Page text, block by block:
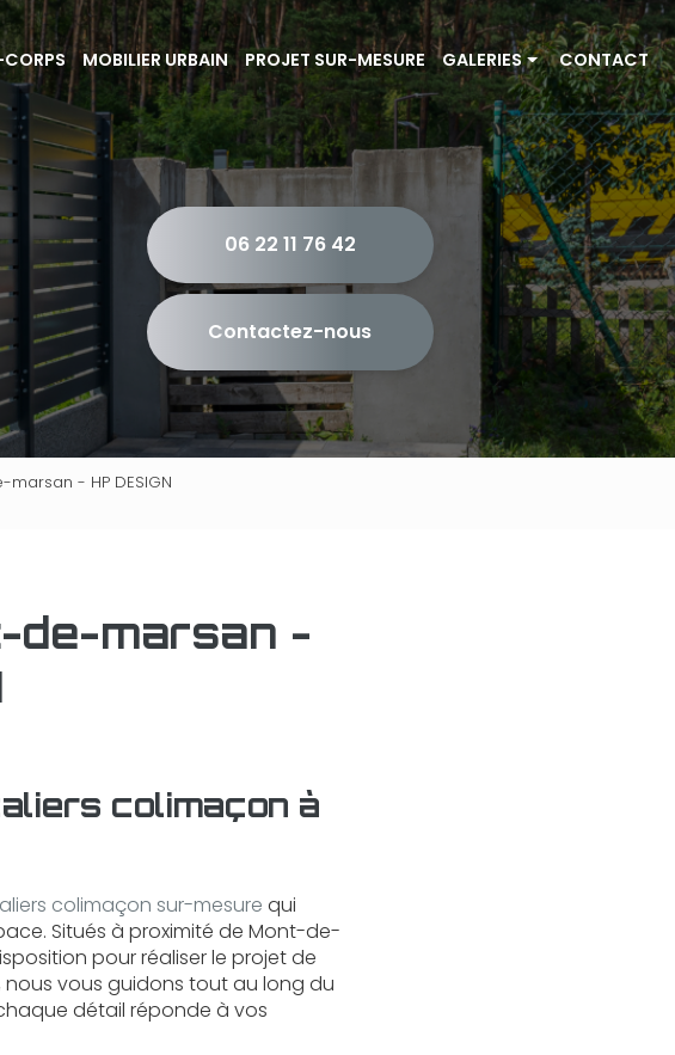
CORPS MOBILIER URBAIN PROJET SUR-MESURE GALERIES
Portails et couvertine
Escalier et garde-corps
Mobilier urbain
Projet sur-mesure
CONTACT
06 22 11 76 42
Contactez-nous
- HP DESIGN
de-marsan -
colimaçon à
colimaçon sur-mesure qui
Situés à proximité de Mont-de-
pour réaliser le projet de
nous vous guidons tout au long du
détail réponde à vos